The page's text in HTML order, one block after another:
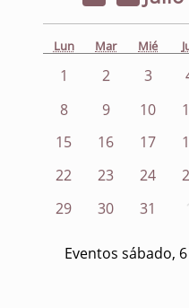
Lun Mar Mié
1 2 3
8
9 10
15
16 17
22
23 24
29
30 31 1
Eventos sábado,